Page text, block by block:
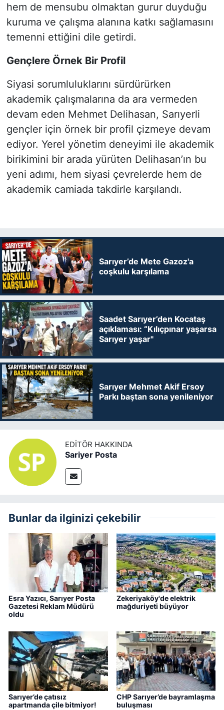
hem de mensubu olmaktan gurur duyduğu
kuruma ve çalışma alanına katkı sağlamasını
temenni ettiğini dile getirdi.
Gençlere Örnek Bir Profil
Siyasi sorumluluklarını sürdürürken
akademik çalışmalarına da ara vermeden
devam eden Mehmet Delihasan, Sarıyerli
gençler için örnek bir profil çizmeye devam
ediyor. Yerel yönetim deneyimi ile akademik
birikimini bir arada yürüten Delihasan’ın bu
yeni adımı, hem siyasi çevrelerde hem de
akademik camiada takdirle karşılandı.
Sarıyer’de Mete Gazoz'a
coşkulu karşılama
Saadet Sarıyer’den Kocataş
açıklaması: “Kılıçpınar yaşarsa
Sarıyer yaşar"
Sarıyer Mehmet Akif Ersoy
Parkı baştan sona yenileniyor
EDITÖR HAKKINDA
Sariyer Posta
Bunlar da ilginizi çekebilir
Esra Yazıcı, Sarıyer Posta
Gazetesi Reklam Müdürü
oldu
Zekeriyaköy'de elektrik
mağduriyeti büyüyor
Sarıyer’de çatısız
apartmanda çile bitmiyor!
CHP Sarıyer’de bayramlaşma
buluşması